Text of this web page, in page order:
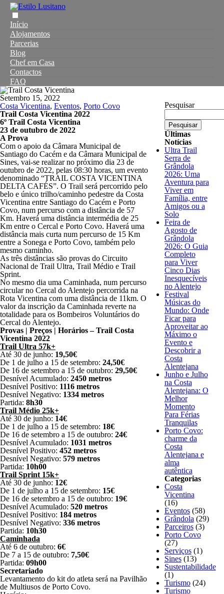
Início
Alojamentos
Parcerias
Blog
Chef em Casa
Contactos
FAQ
Setembro 15, 2022
Costa Vicentina, Eventos, Porto Covo
Trail Costa Vicentina 2022
6º Trail Costa Vicentina
23 de outubro de 2022
A Prova
Com o apoio da Câmara Municipal de
Santiago do Cacém e da Câmara Municipal de
Sines, vai-se realizar no próximo dia 23 de
outubro de 2022, pelas 08:30 horas, um evento
denominado “TRAIL COSTA VICENTINA
DELTA CAFÉS”. O Trail será percorrido pelo
belo e único trilho/caminho pedestre da Costa
Vicentina entre Santiago do Cacém e Porto
Covo, num percurso com a distância de 57
Km. Haverá uma distância intermédia de 25
Km entre o Cercal e Porto Covo. Haverá uma
distância mais curta num percurso de 15 Km
entre a Sonega e Porto Covo, também pelo
mesmo caminho.
As três distâncias são provas do Circuito
Nacional de Trail Ultra, Trail Médio e Trail
Sprint.
No mesmo dia uma Caminhada, num percurso
circular no Cercal do Alentejo percorrida na
Rota Vicentina com uma distância de 11km. O
valor da inscrição da Caminhada reverte na
totalidade para os Bombeiros Voluntários do
Cercal do Alentejo.
Provas | Preços | Horários – Trail Costa
Vicentina 2022
Trail Ultra 57k+
Até 30 de junho: 19,50€
De 1 de julho a 15 de setembro: 24,50€
De 16 de setembro a 15 de outubro: 29,50€
Desnível Acumulado: 2450 metros
Desnível Positivo: 1116 metros
Desnível Negativo: 1334 metros
Partida: 8h30
Trail Médio 25k+
Até 30 de junho: 14€
De 1 de julho a 15 de setembro: 18€
De 16 de setembro a 15 de outubro: 24€
Desnível Acumulado: 1031 metros
Desnível Positivo: 452 metros
Desnível Negativo: 579 metros
Partida: 10h00
Trail Sprint 15k+
Até 30 de junho: 12€
De 1 de julho a 15 de setembro: 15€
De 16 de setembro a 15 de outubro: 19€
Desnível Acumulado: 520 metros
Desnível Positivo: 184 metros
Desnível Negativo: 336 metros
Partida: 10h30
Caminhada
Até 6 de outubro: 6€
De 7 a 15 de outubro: 7,50€
Partida: 09h00
Secretariado
Levantamento do kit do atleta será na Pavilhão
de Multiusos de Porto Covo.
Pesquisar
Pesquisar
Últimas
Notícias
Ultra Trail
Serra de
Grândola
2026: Uma
Aventura para
Viver em
Família, entre
Amigos ou a
Solo
Feira de
Agosto de
Grândola
2026: O Guia
Completo
para Viver
Cinco Dias
Inesquecíveis
no Alentejo
Festival
Músicas do
Mundo: Onde
Ficar para
Aproveitar ao
Máximo o
Evento e
Descobrir a
Costa
Alentejana
Junho e Julho
na Costa
Alentejana: O
Melhor
Momento
Para Férias
Tranquilas
Porto Covo:
charme da
Costa
Alentejana e
alma
autêntica
Categorias
Costa
Vicentina
(16)
Eventos(58)
Grândola (29)
Parceiros(3)
Porto Covo
(27)
Serviços(1)
Sines(13)
Sustentabilidade
(1)
Turismo(24)
Turismo